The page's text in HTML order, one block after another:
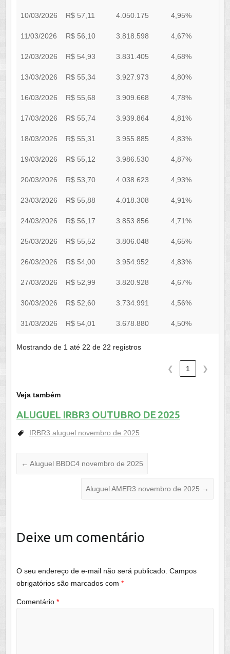
10/03/2026 R$ 57,11 4.050.175 4,95%
11/03/2026 R$ 56,10 3.818.598 4,67%
12/03/2026 R$ 54,93 3.831.405 4,68%
13/03/2026 R$ 55,34 3.927.973 4,80%
16/03/2026 R$ 55,68 3.909.668 4,78%
17/03/2026 R$ 55,74 3.939.864 4,81%
18/03/2026 R$ 55,31 3.955.885 4,83%
19/03/2026 R$ 55,12 3.986.530 4,87%
20/03/2026 R$ 53,70 4.038.623 4,93%
23/03/2026 R$ 55,88 4.018.308 4,91%
24/03/2026 R$ 56,17 3.853.856 4,71%
25/03/2026 R$ 55,52 3.806.048 4,65%
26/03/2026 R$ 54,00 3.954.952 4,83%
27/03/2026 R$ 52,99 3.820.928 4,67%
30/03/2026 R$ 52,60 3.734.991 4,56%
31/03/2026 R$ 54,01 3.678.880 4,50%
Mostrando de 1 até 22 de 22 registros
❮ 1 ❯
Veja também
ALUGUEL IRBR3 OUTUBRO DE 2025
IRBR3 aluguel novembro de 2025
← Aluguel BBDC4 novembro de 2025
Aluguel AMER3 novembro de 2025 →
Deixe um comentário
O seu endereço de e-mail não será publicado. Campos
obrigatórios são marcados com *
Comentário *